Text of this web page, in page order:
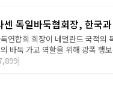
독일바둑협회장, 한국
연합회 회장이 네덜란드 국적의
바둑 가교 역할을 위해 광폭 행